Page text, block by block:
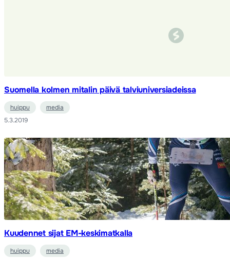
Suomella kolmen mitalin päivä talviuniversiadeissa
huippu
media
5.3.2019
Kuudennet sijat EM-keskimatkalla
huippu
media